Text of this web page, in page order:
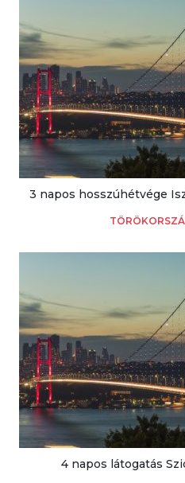
3 napos hosszúhétvége
4 napos látogatás